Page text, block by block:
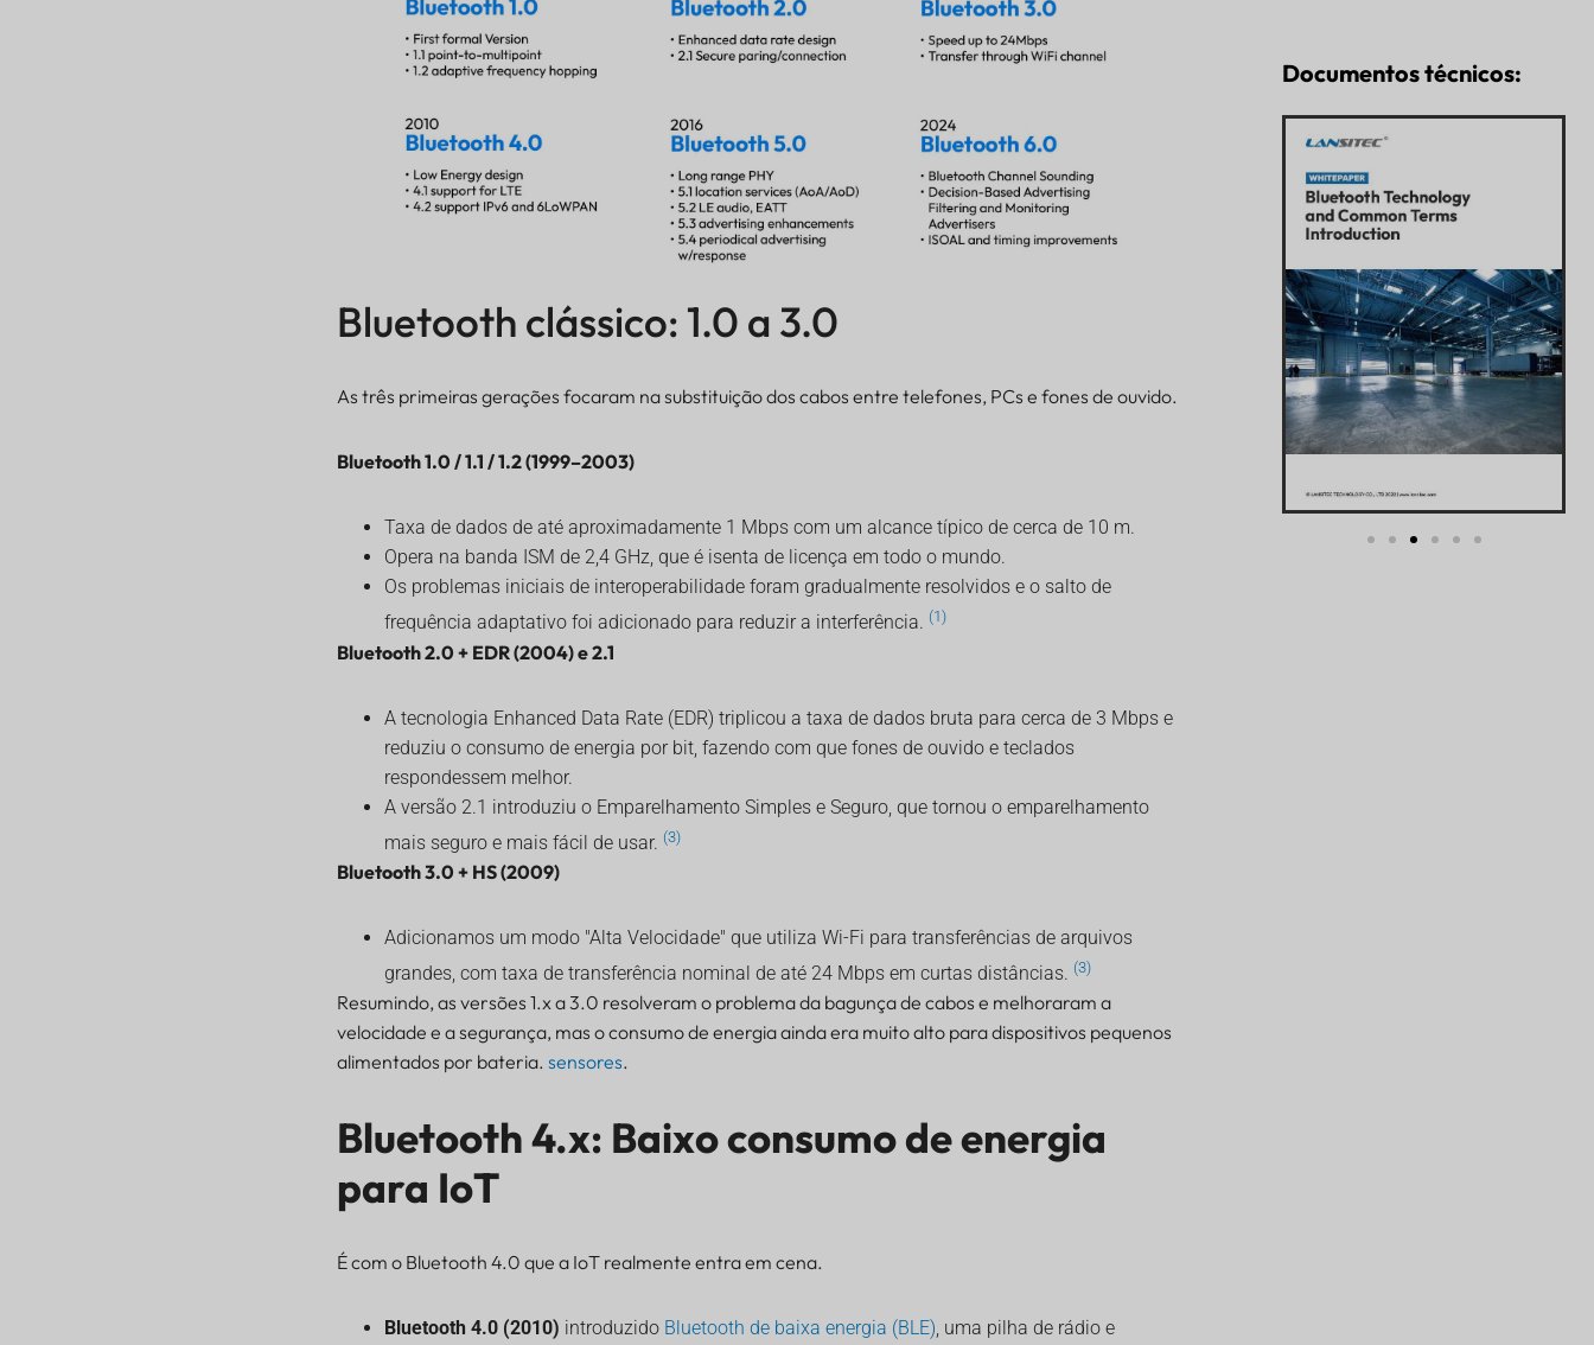
Bluetooth clássico: 1.0 a 3.0
As três primeiras gerações focaram na substituição dos cabos entre telefones, PCs e fones de ouvido.
Bluetooth 1.0 / 1.1 / 1.2 (1999–2003)
Taxa de dados de até aproximadamente 1 Mbps com um alcance típico de cerca de 10 m.
Opera na banda ISM de 2,4 GHz, que é isenta de licença em todo o mundo.
Os problemas iniciais de interoperabilidade foram gradualmente resolvidos e o salto de
frequência adaptativo foi adicionado para reduzir a interferência. (1)
Bluetooth 2.0 + EDR (2004) e 2.1
A tecnologia Enhanced Data Rate (EDR) triplicou a taxa de dados bruta para cerca de 3 Mbps e
reduziu o consumo de energia por bit, fazendo com que fones de ouvido e teclados
respondessem melhor.
A versão 2.1 introduziu o Emparelhamento Simples e Seguro, que tornou o emparelhamento
mais seguro e mais fácil de usar. (3)
Bluetooth 3.0 + HS (2009)
Adicionamos um modo "Alta Velocidade" que utiliza Wi-Fi para transferências de arquivos
grandes, com taxa de transferência nominal de até 24 Mbps em curtas distâncias. (3)
Resumindo, as versões 1.x a 3.0 resolveram o problema da bagunça de cabos e melhoraram a
velocidade e a segurança, mas o consumo de energia ainda era muito alto para dispositivos pequenos
alimentados por bateria. sensores.
Bluetooth 4.x: Baixo consumo de energia
para IoT
É com o Bluetooth 4.0 que a IoT realmente entra em cena.
Bluetooth 4.0 (2010) introduzido Bluetooth de baixa energia (BLE), uma pilha de rádio e
Documentos técnicos: